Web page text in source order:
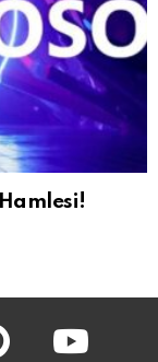
pinterest KriptoHaber